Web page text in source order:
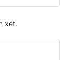
xét.